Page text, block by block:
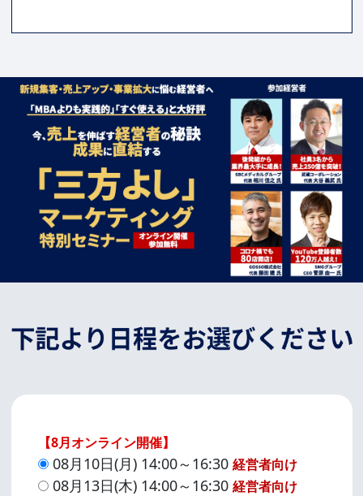
【8月オンライン開催】
08月10日(月) 14:00～16:30 経営者向け
08月13日(木) 14:00～16:30 経営者向け